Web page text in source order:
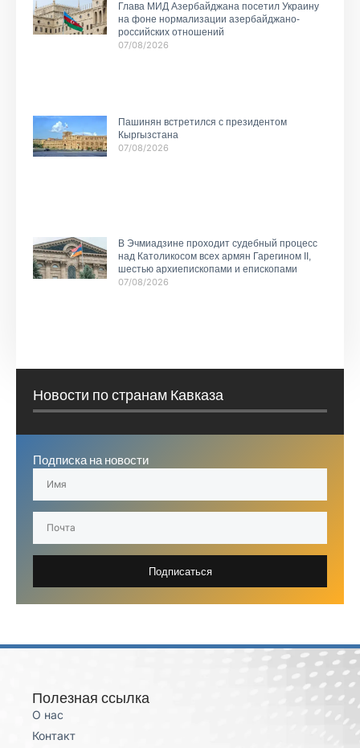
Глава МИД Азербайджана посетил Украину
на фоне нормализации азербайджано-
российских отношений
07/08/2026
Пашинян встретился с президентом
Кыргызстана
07/08/2026
В Эчмиадзине проходит судебный процесс
над Католикосом всех армян Гарегином II,
шестью архиепископами и епископами
07/08/2026
Новости по странам Кавказа
Подписка на новости
Подписаться
Полезная ссылка
О нас
Контакт